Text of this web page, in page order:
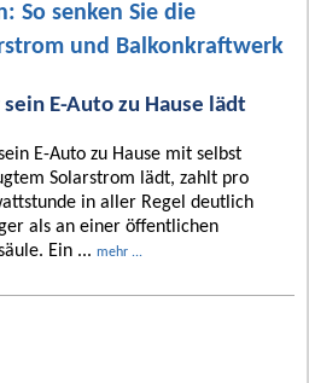
So senken Sie die
und Balkonkraftwerk
E-Auto zu Hause lädt
E-Auto zu Hause mit selbst
Solarstrom lädt, zahlt pro
in aller Regel deutlich
als an einer öffentlichen
Ein ... mehr ...